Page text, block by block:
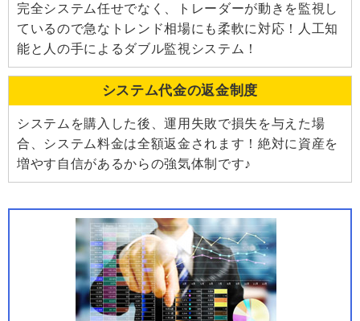
完全システム任せでなく、トレーダーが動きを監視し
ているので急なトレンド相場にも柔軟に対応！人工知
能と人の手によるダブル監視システム！
システム代金の返金制度
システムを購入した後、運用失敗で損失を与えた場
合、システム料金は全額返金されます！絶対に資産を
増やす自信があるからの強気体制です♪